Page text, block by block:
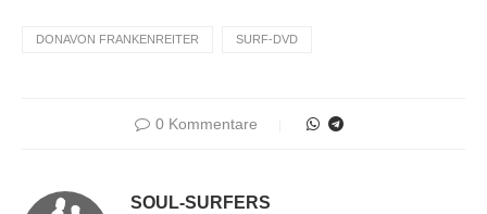
DONAVON FRANKENREITER SURF-DVD
0 Kommentare
SOUL-SURFERS